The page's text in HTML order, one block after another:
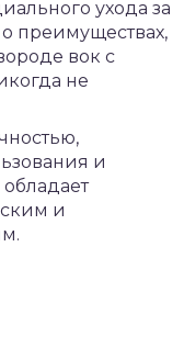
ухода за
преимуществах,
вок с
не
и
и